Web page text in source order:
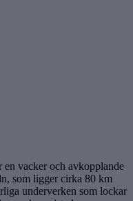
en vacker och avkopplande
som ligger cirka 80 km
underverken som lockar